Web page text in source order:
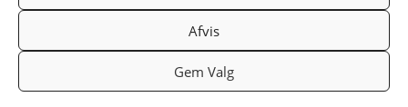
Afvis
Gem Valg
T
Gå til
Twinheat.
dk
nyhedsbr